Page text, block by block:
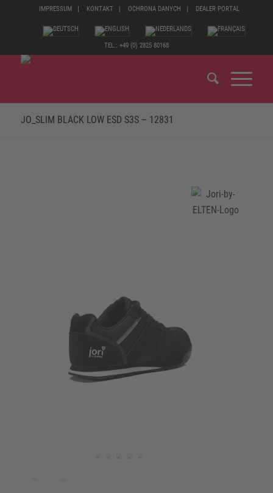
IMPRESSUM KONTAKT OCHRONA DANYCH DEALER PORTAL
TEL.: +49 (0) 2825 80168
JO_SLIM BLACK LOW ESD S3S – 12831